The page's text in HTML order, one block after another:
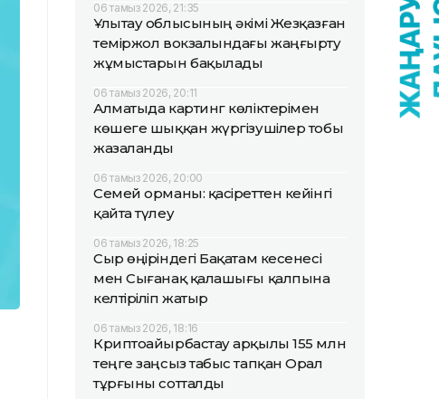
06 тамыз 2026, 21:35
Ұлытау облысының әкімі Жезқазған
теміржол вокзалындағы жаңғырту
жұмыстарын бақылады
06 тамыз 2026, 20:11
Алматыда картинг көліктерімен
көшеге шыққан жүргізушілер тобы
жазаланды
06 тамыз 2026, 20:00
Семей орманы: қасіреттен кейінгі
қайта түлеу
06 тамыз 2026, 18:25
Сыр өңіріндегі Бақатам кесенесі
мен Сығанақ қалашығы қалпына
келтіріліп жатыр
06 тамыз 2026, 18:16
Криптоайырбастау арқылы 155 млн
теңге заңсыз табыс тапқан Орал
тұрғыны сотталды